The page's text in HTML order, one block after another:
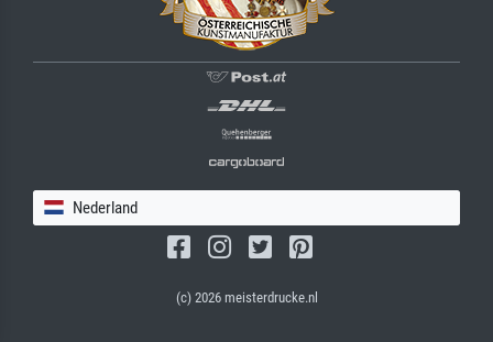
Nederland
(c) 2026 meisterdrucke.nl